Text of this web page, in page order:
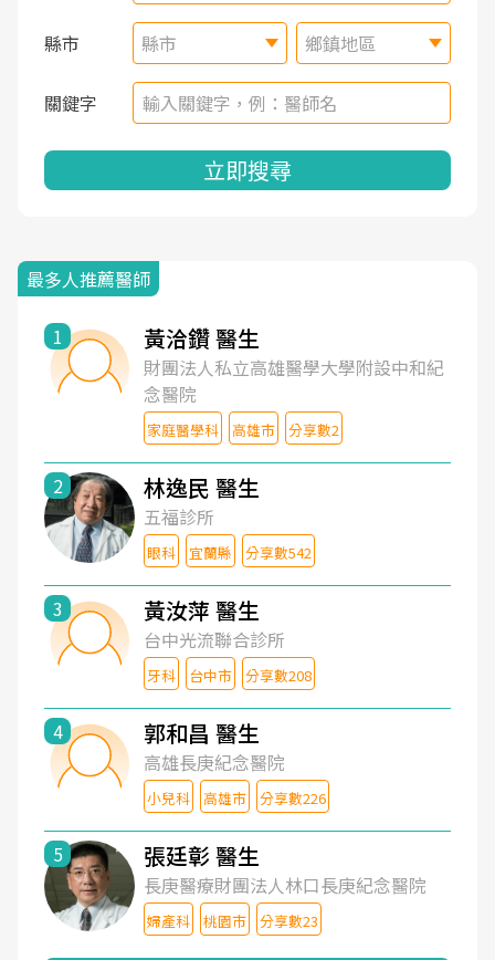
縣市 縣市 鄉鎮地區
關鍵字
立即搜尋
最多人推薦醫師
1 黃洽鑽 醫生
財團法人私立高雄醫學大學附設中和紀
念醫院
家庭醫學科 高雄市 分享數2
2 林逸民 醫生
五福診所
眼科 宜蘭縣 分享數542
3 黃汝萍 醫生
台中光流聯合診所
牙科 台中市 分享數208
4 郭和昌 醫生
高雄長庚紀念醫院
小兒科 高雄市 分享數226
5 張廷彰 醫生
長庚醫療財團法人林口長庚紀念醫院
婦產科 桃園市 分享數23